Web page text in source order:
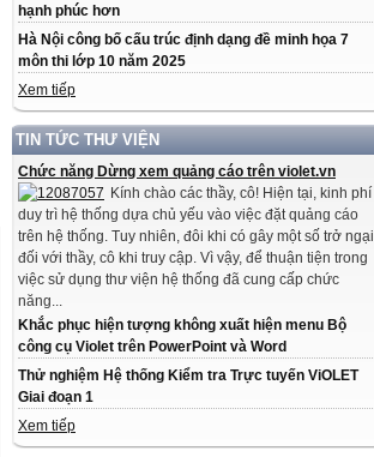
hạnh phúc hơn
Hà Nội công bố cấu trúc định dạng đề minh họa 7
môn thi lớp 10 năm 2025
Xem tiếp
TIN TỨC THƯ VIỆN
Chức năng Dừng xem quảng cáo trên violet.vn
Kính chào các thầy, cô! Hiện tại, kinh phí
duy trì hệ thống dựa chủ yếu vào việc đặt quảng cáo
trên hệ thống. Tuy nhiên, đôi khi có gây một số trở ngại
đối với thầy, cô khi truy cập. Vì vậy, để thuận tiện trong
việc sử dụng thư viện hệ thống đã cung cấp chức
năng...
Khắc phục hiện tượng không xuất hiện menu Bộ
công cụ Violet trên PowerPoint và Word
Thử nghiệm Hệ thống Kiểm tra Trực tuyến ViOLET
Giai đoạn 1
Xem tiếp